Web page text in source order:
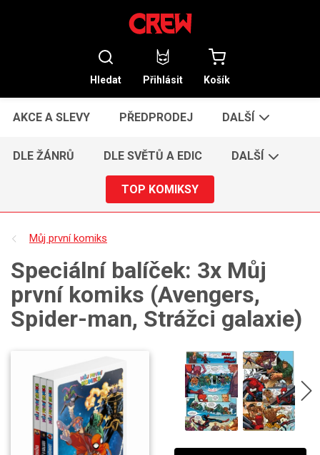
Hledat Přihlásit Košík
AKCE A SLEVY PŘEDPRODEJ DALŠÍ
DLE ŽÁNRŮ DLE SVĚTŮ A EDIC DALŠÍ
TOP KOMIKSY
Můj první komiks
Speciální balíček: 3x Můj
první komiks (Avengers,
Spider-man, Strážci galaxie)